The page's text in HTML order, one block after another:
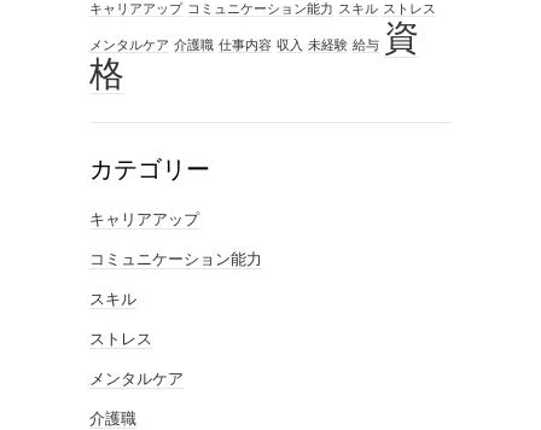
キャリアアップ コミュニケーション能力 スキル ストレス
メンタルケア 介護職 仕事内容 収入 未経験 給与 資
格
カテゴリー
キャリアアップ
コミュニケーション能力
スキル
ストレス
メンタルケア
介護職